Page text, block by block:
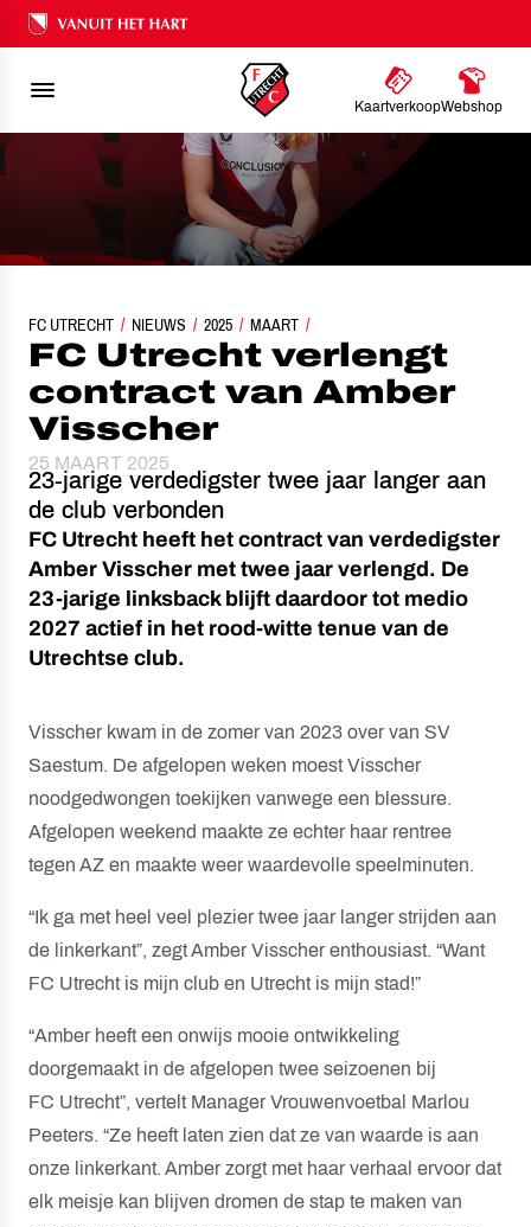
Ons nalatenschap
KaartverkoopWebshop
FC UTRECHT NIEUWS 2025 MAART
FC UTRECHT VERLENGT CONTRACT VAN AMBER VISSCHER
FC Utrecht verlengt
contract van Amber
Visscher
25 MAART 2025
23-jarige verdedigster twee jaar langer aan
de club verbonden
FC Utrecht heeft het contract van verdedigster
Amber Visscher met twee jaar verlengd. De
23-jarige linksback blijft daardoor tot medio
2027 actief in het rood-witte tenue van de
Utrechtse club.
Visscher kwam in de zomer van 2023 over van SV
Saestum. De afgelopen weken moest Visscher
noodgedwongen toekijken vanwege een blessure.
Afgelopen weekend maakte ze echter haar rentree
tegen AZ en maakte weer waardevolle speelminuten.
“Ik ga met heel veel plezier twee jaar langer strijden aan
de linkerkant”, zegt Amber Visscher enthousiast. “Want
FC Utrecht is mijn club en Utrecht is mijn stad!”
“Amber heeft een onwijs mooie ontwikkeling
doorgemaakt in de afgelopen twee seizoenen bij
FC Utrecht”, vertelt Manager Vrouwenvoetbal Marlou
Peeters. “Ze heeft laten zien dat ze van waarde is aan
onze linkerkant. Amber zorgt met haar verhaal ervoor dat
elk meisje kan blijven dromen de stap te maken van